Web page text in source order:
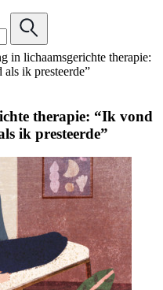
in lichaams­gerichte therapie:
ik presteerde”
therapie: “Ik vond
ik presteerde”